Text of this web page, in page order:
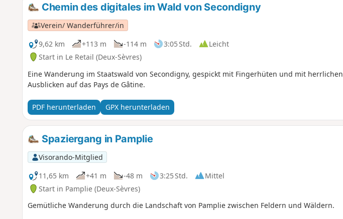
Chemin des digitales im Wald von Secondigny
Verein/ Wanderführer/in
9,62 km
+113 m -114 m 3:05 Std.
Leicht
Start in Le Retail (Deux-Sèvres)
Eine Wanderung im Staatswald von Secondigny, gespickt mit Fingerhüten und mit herrlichen
Ausblicken auf das Pays de Gâtine.
PDF herunterladen GPX herunterladen
Spaziergang in Pamplie
Visorando-Mitglied
11,65 km
+41 m -48 m 3:25 Std.
Mittel
Start in Pamplie (Deux-Sèvres)
Gemütliche Wanderung durch die Landschaft von Pamplie zwischen Feldern und Wäldern.